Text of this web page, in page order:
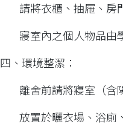
請將衣櫃、抽屜、房
寢室內之個人物品由
四、環境整潔：
離舍前請將寢室（含
放置於曬衣場、浴廁